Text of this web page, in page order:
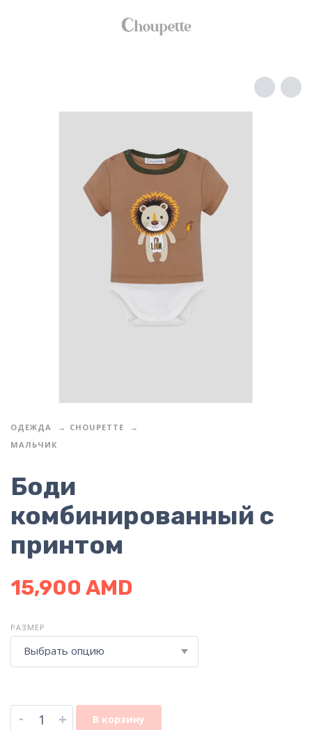
ОДЕЖДА
CHOUPETTE
МАЛЬЧИК
Боди
комбинированный с
принтом
15,900 AMD
РАЗМЕР
Выбрать опцию
- + В корзину